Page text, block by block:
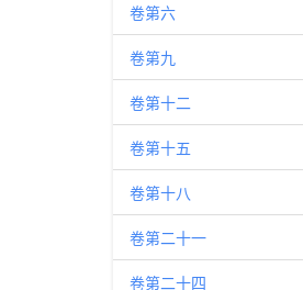
卷第六
卷第九
卷第十二
卷第十五
卷第十八
卷第二十一
卷第二十四